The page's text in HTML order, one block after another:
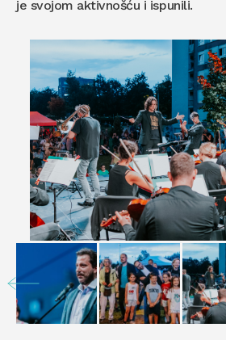
je svojom aktivnošću i ispunili.